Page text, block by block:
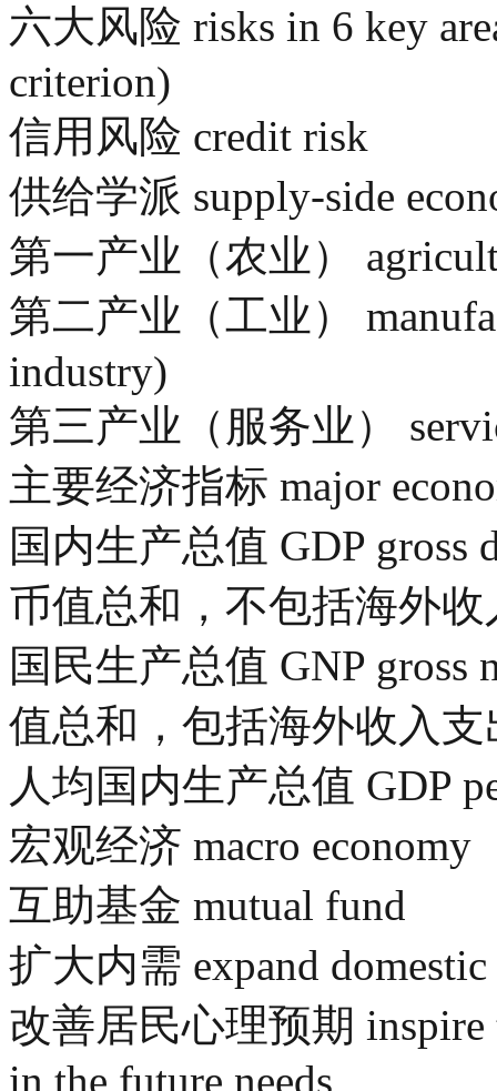
六大风险 risks in 6 key
criterion)
信用风险 credit risk
供给学派 supply-side
第一产业（农业）
第二产业（工业）
industry)
第三产业（服务业）
主要经济指标 major
国内生产总值 GDP gross
币值总和，不包括海外
国民生产总值 GNP gross
值总和，包括海外收入支
人均国内生产总值 GDP
宏观经济 macro economy
互助基金 mutual fund
扩大内需 expand domestic
改善居民心理预期 inspire
in the future needs